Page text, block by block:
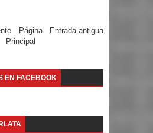
Entrada antigua
Página
Principal
EN FACEBOOK